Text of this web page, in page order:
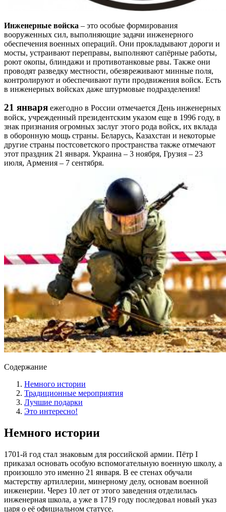
Инженерные войска – это особые формирования
вооруженных сил, выполняющие задачи инженерного
обеспечения военных операций. Они прокладывают дороги и
мосты, устраивают переправы, выполняют сапёрные работы,
роют окопы, блиндажи и противотанковые рвы. Также они
проводят разведку местности, обезвреживают минные поля,
контролируют и обеспечивают пути продвижения войск. Есть
в инженерных войсках даже штурмовые подразделения!
21 января ежегодно в России отмечается День инженерных
войск, учрежденный президентским указом еще в 1996 году, в
знак признания огромных заслуг этого рода войск, их вклада
в оборонную мощь страны. Беларусь, Казахстан и некоторые
другие страны постсоветского пространства также отмечают
этот праздник 21 января. Украина – 3 ноября, Грузия – 23
июля, Армения – 7 сентября.
Содержание
Немного истории
Традиционные мероприятия
Лучшие подарки
Это интересно!
Немного истории
1701-й год стал знаковым для российской армии. Пётр I
приказал основать особую вспомогательную военную школу, а
произошло это именно 21 января. В ее стенах обучали
мастерству артиллерии, минерному делу, основам военной
инженерии. Через 10 лет от этого заведения отделилась
инженерная школа, а уже в 1719 году последовал новый указ
царя о её официальном статусе.